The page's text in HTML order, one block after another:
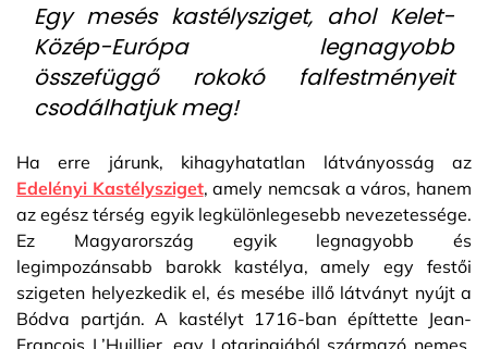
Egy mesés kastélysziget, ahol Kelet-
Közép-Európa legnagyobb
összefüggő rokokó falfestményeit
csodálhatjuk meg!
Ha erre járunk, kihagyhatatlan látványosság az
Edelényi Kastélysziget, amely nemcsak a város, hanem
az egész térség egyik legkülönlegesebb nevezetessége.
Ez Magyarország egyik legnagyobb és
legimpozánsabb barokk kastélya, amely egy festői
szigeten helyezkedik el, és mesébe illő látványt nyújt a
Bódva partján. A kastélyt 1716-ban építtette Jean-